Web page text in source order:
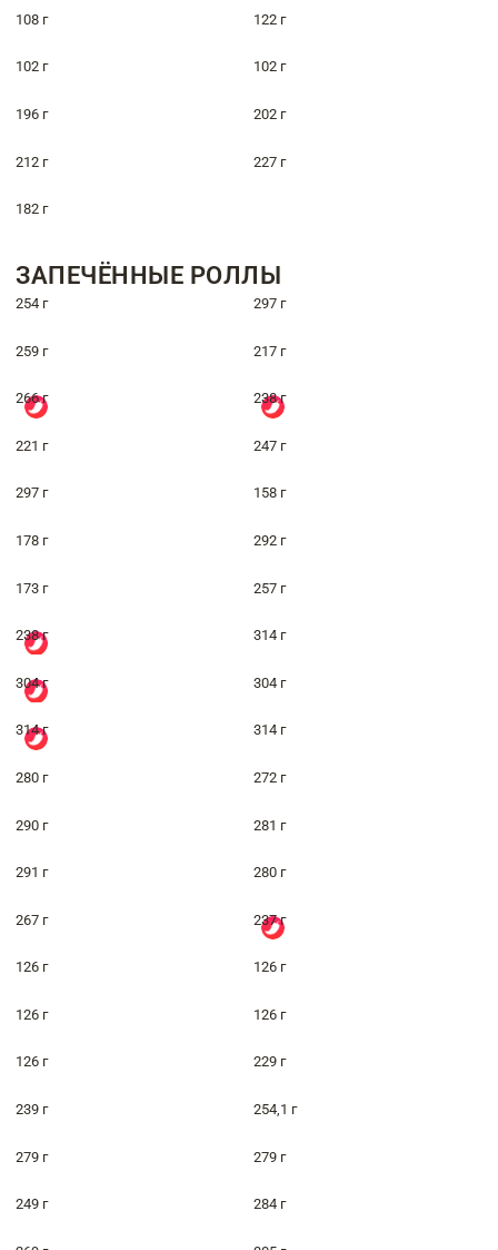
108 г 122 г
102 г 102 г
196 г 202 г
212 г 227 г
182 г
ЗАПЕЧЁННЫЕ РОЛЛЫ
254 г 297 г
259 г 217 г
266 г 238 г
221 г 247 г
297 г 158 г
178 г 292 г
173 г 257 г
238 г 314 г
304 г 304 г
314 г 314 г
280 г 272 г
290 г 281 г
291 г 280 г
267 г 237 г
126 г 126 г
126 г 126 г
126 г 229 г
239 г 254,1 г
279 г 279 г
249 г 284 г